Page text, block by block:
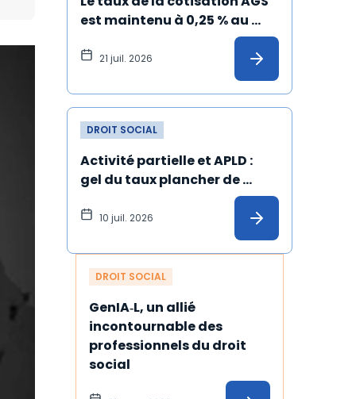
est maintenu à 0,25 % au
21 juil. 2026
DROIT SOCIAL
Activité partielle et APLD :
gel du taux plancher de
l'employeur
10 juil. 2026
DROIT SOCIAL
GenIA‑L, un allié
incontournable des
professionnels du droit
social